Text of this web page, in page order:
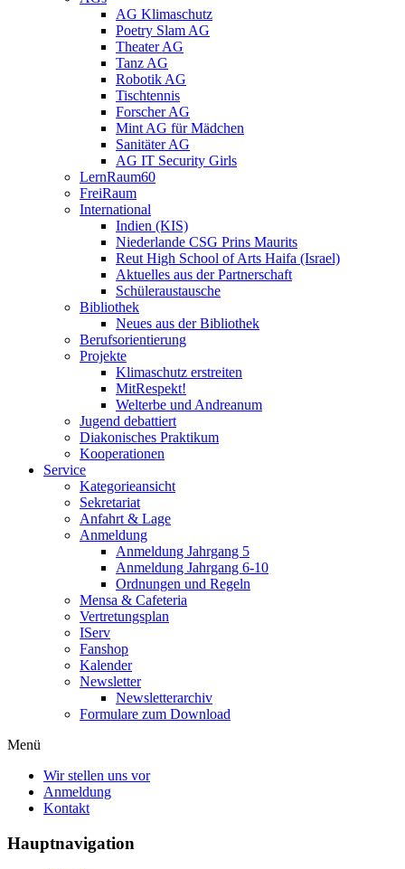
AG Klimaschutz
Poetry Slam AG
Theater AG
Tanz AG
Robotik AG
Tischtennis
Forscher AG
Mint AG für Mädchen
Sanitäter AG
AG IT Security Girls
LernRaum60
FreiRaum
International
Indien (KIS)
Niederlande CSG Prins Maurits
Reut High School of Arts Haifa (Israel)
Aktuelles aus der Partnerschaft
Schüleraustausche
Bibliothek
Neues aus der Bibliothek
Berufsorientierung
Projekte
Klimaschutz erstreiten
MitRespekt!
Welterbe und Andreanum
Jugend debattiert
Diakonisches Praktikum
Kooperationen
Service
Kategorieansicht
Sekretariat
Anfahrt & Lage
Anmeldung
Anmeldung Jahrgang 5
Anmeldung Jahrgang 6-10
Ordnungen und Regeln
Mensa & Cafeteria
Vertretungsplan
IServ
Fanshop
Kalender
Newsletter
Newsletterarchiv
Formulare zum Download
Menü
Wir stellen uns vor
Anmeldung
Kontakt
Hauptnavigation